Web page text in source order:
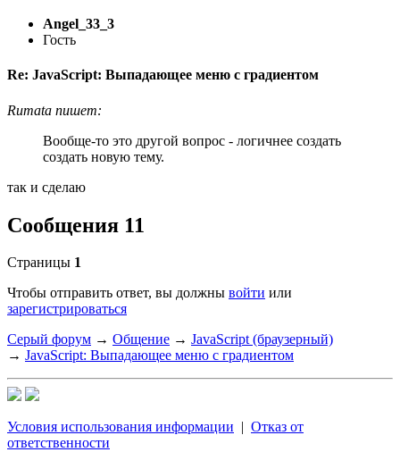
Angel_33_3
Гость
Re: JavaScript: Выпадающее меню с градиентом
Rumata пишет:
Вообще-то это другой вопрос - логичнее создать
создать новую тему.
так и сделаю
Сообщения 11
Страницы 1
Чтобы отправить ответ, вы должны войти или
зарегистрироваться
Серый форум → Общение → JavaScript (браузерный)
→ JavaScript: Выпадающее меню с градиентом
Условия использования информации | Отказ от
ответственности